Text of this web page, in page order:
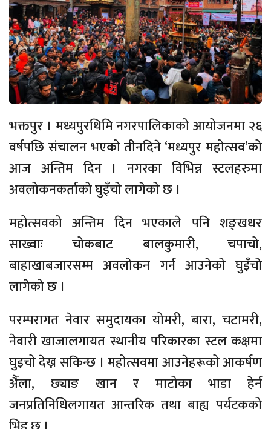
भक्तपुर । मध्यपुरथिमि नगरपालिकाको आयोजनमा २६
वर्षपछि संचालन भएको तीनदिने ‘मध्यपुर महोत्सव’को
आज अन्तिम दिन । नगरका विभिन्न स्टलहरुमा
अवलोकनकर्ताको घुइँचो लागेको छ ।
महोत्सवको अन्तिम दिन भएकाले पनि शङ्खधर
साख्वाः चोकबाट बालकुमारी, चपाचो,
बाहाखाबजारसम्म अवलोकन गर्न आउनेको घुइँचो
लागेको छ ।
परम्परागत नेवार समुदायका योमरी, बारा, चटामरी,
नेवारी खाजालगायत स्थानीय परिकारका स्टल कक्षमा
घुइचो देख्न सकिन्छ । महोत्सवमा आउनेहरूको आकर्षण
अ‍ैँला, छ्याङ खान र माटोका भाडा हेर्न
जनप्रतिनिधिलगायत आन्तरिक तथा बाह्य पर्यटकको